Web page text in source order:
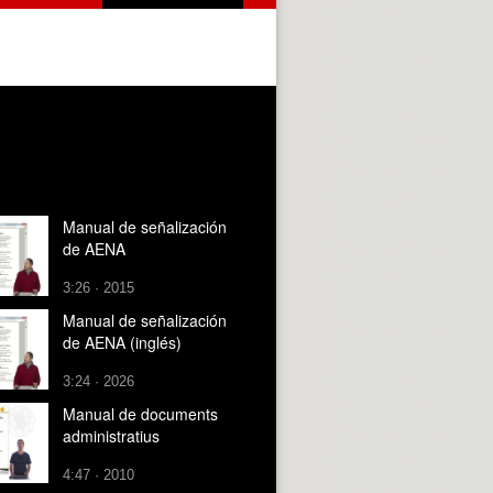
Manual de señalización
de AENA
3:26 · 2015
Manual de señalización
de AENA (inglés)
3:24 · 2026
Manual de documents
administratius
4:47 · 2010